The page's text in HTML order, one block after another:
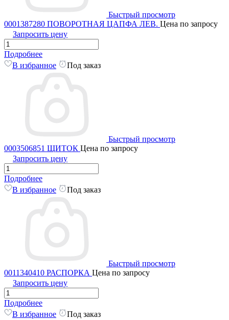
Быстрый просмотр
0001387280 ПОВОРОТНАЯ ЦАПФА ЛЕВ. Цена по запросу
Запросить цену
Подробнее
В избранное
Под заказ
Быстрый просмотр
0003506851 ЩИТОК Цена по запросу
Запросить цену
Подробнее
В избранное
Под заказ
Быстрый просмотр
0011340410 РАСПОРКА Цена по запросу
Запросить цену
Подробнее
В избранное
Под заказ